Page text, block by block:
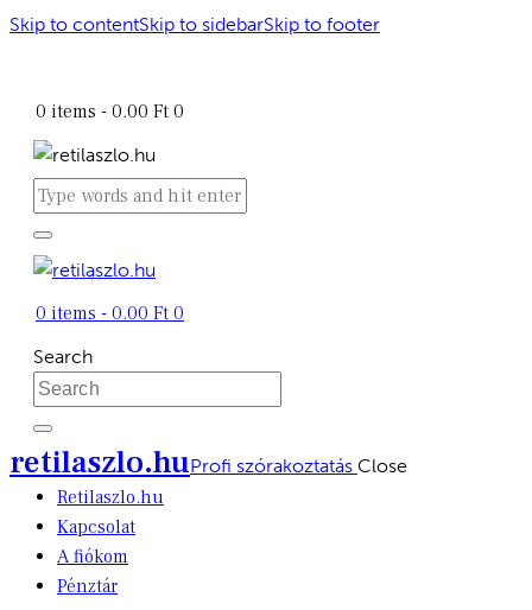
Skip to contentSkip to sidebarSkip to footer
0 items - 0.00 Ft 0
0 items - 0.00 Ft 0
Search
retilaszlo.huProfi szórakoztatás Close
Retilaszlo.hu
Kapcsolat
A fiókom
Pénztár